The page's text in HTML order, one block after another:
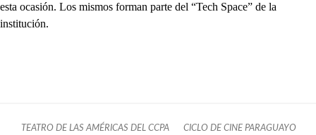
esta ocasión. Los mismos forman parte del “Tech Space” de la
institución.
TEATRO DE LAS AMÉRICAS DEL CCPA CICLO DE CINE PARAGUAYO